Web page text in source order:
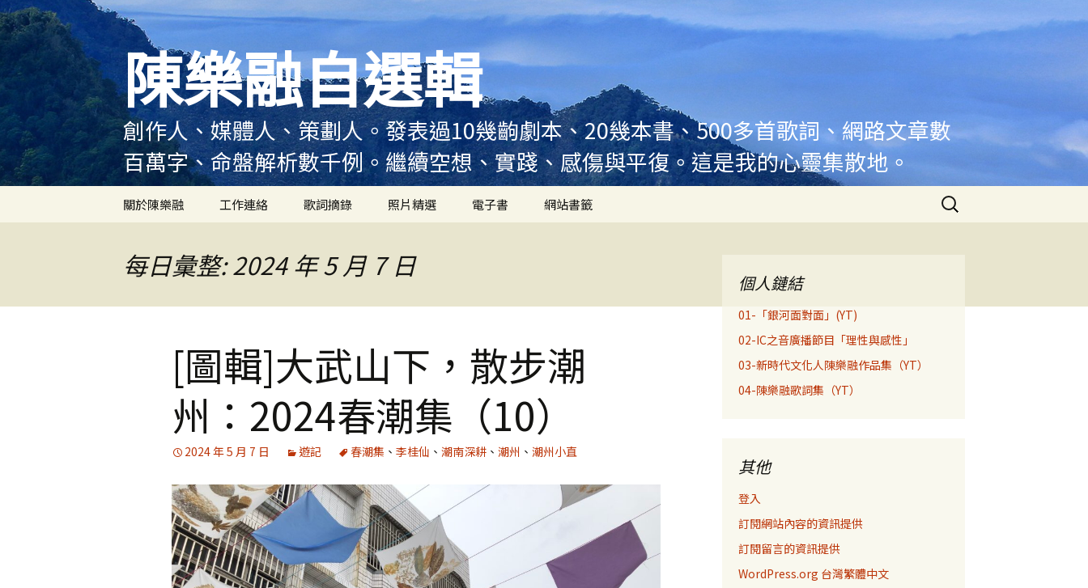
跳
至
主
容
陳樂融自選輯
創作人、媒體人、策劃人。發表過10幾齣劇本、20幾本書、500多首歌詞、網路文章數
百萬字、命盤解析數千例。繼續空想、實踐、感傷與平復。這是我的心靈集散地。
關於陳樂融
陳樂融大事記
陳樂融舞台劇及音樂劇
作品演出紀錄
媒體專訪精選
工作連絡 歌詞摘錄 照片精選 電子書 網站書籤
搜
尋
每日彙整: 2024 年 5 月 7 日
[圖輯]大武山下，散步潮
州：2024春潮集（10）
2024 年 5 月 7 日 遊記 春潮集 、 李桂仙 、 潮南深耕 、 潮州 、 潮州小直
個人鏈結
01-「銀河面對面」(YT)
02-IC之音廣播節目「理性與感性」
03-新時代文化人陳樂融作品集（YT）
04-陳樂融歌詞集（YT）
其他
登入
訂閱網站內容的資訊提供
訂閱留言的資訊提供
WordPress.org 台灣繁體中文